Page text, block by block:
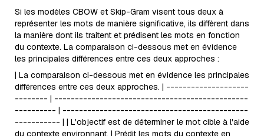
Si les modèles CBOW et Skip-Gram visent tous deux à
représenter les mots de manière significative, ils diffèrent dans
la manière dont ils traitent et prédisent les mots en fonction
du contexte. La comparaison ci-dessous met en évidence
les principales différences entre ces deux approches :
| La comparaison ci-dessous met en évidence les principales
différences entre ces deux approches. | --------------------
-------- | -----------------------------------------------
---------- | ---------------------------------------------
----------- | | L'objectif est de déterminer le mot cible à l'aide
du contexte environnant. | Prédit les mots du contexte en